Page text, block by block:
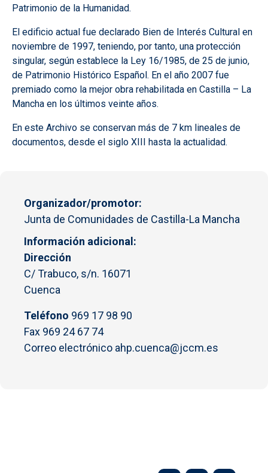
Patrimonio de la Humanidad.
El edificio actual fue declarado Bien de Interés Cultural en
noviembre de 1997, teniendo, por tanto, una protección
singular, según establece la Ley 16/1985, de 25 de junio,
de Patrimonio Histórico Español. En el año 2007 fue
premiado como la mejor obra rehabilitada en Castilla – La
Mancha en los últimos veinte años.
En este Archivo se conservan más de 7 km lineales de
documentos, desde el siglo XIII hasta la actualidad.
Organizador/promotor
Junta de Comunidades de Castilla-La Mancha
Información adicional
Dirección
C/ Trabuco, s/n. 16071
Cuenca
Teléfono 969 17 98 90
Fax 969 24 67 74
Correo electrónico ahp.cuenca@jccm.es